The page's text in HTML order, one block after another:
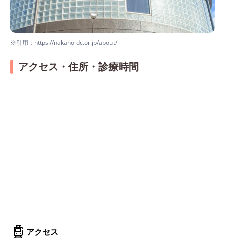
※引用：https://nakano-dc.or.jp/about/
アクセス・住所・診療時間
アクセス